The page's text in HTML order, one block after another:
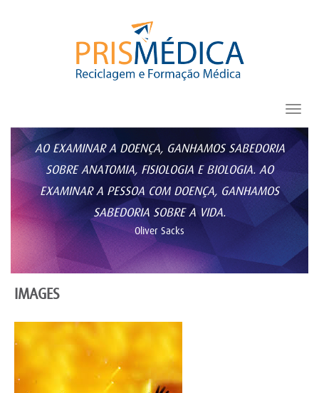
AO EXAMINAR A DOENÇA, GANHAMOS SABEDORIA
SOBRE ANATOMIA, FISIOLOGIA E BIOLOGIA. AO
EXAMINAR A PESSOA COM DOENÇA, GANHAMOS
SABEDORIA SOBRE A VIDA.
Oliver Sacks
IMAGES